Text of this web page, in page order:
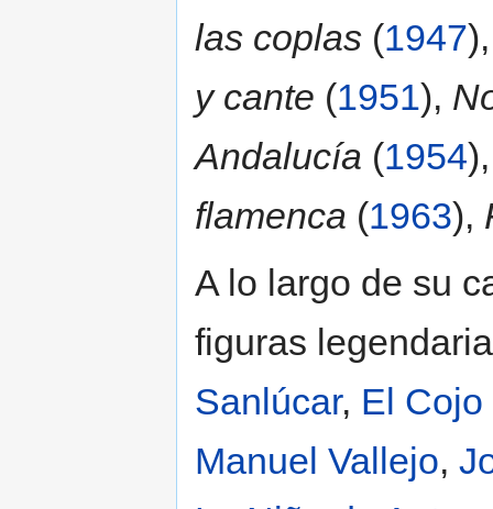
las coplas (1947
y cante (1951),
Andalucía (1954
flamenca (1963),
A lo largo de su
figuras
Sanlúcar, El
Manuel Vallejo,